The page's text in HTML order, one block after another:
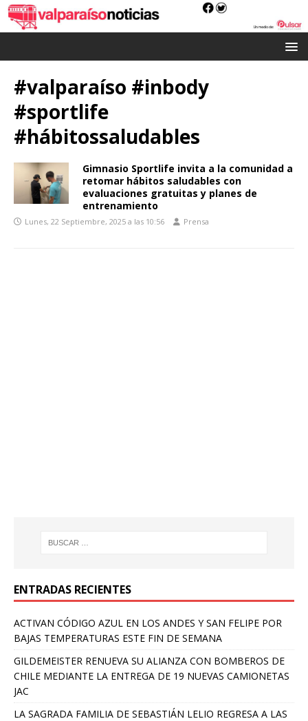
#valparaíso #inbody
#sportlife
#hábitossaludables
Gimnasio Sportlife invita a la comunidad a
retomar hábitos saludables con
evaluaciones gratuitas y planes de
entrenamiento
Lunes, 22 Septiembre, 2025 a las 10:56 Prensa
ENTRADAS RECIENTES
ACTIVAN CÓDIGO AZUL EN LOS ANDES Y SAN FELIPE POR
BAJAS TEMPERATURAS ESTE FIN DE SEMANA
GILDEMEISTER RENUEVA SU ALIANZA CON BOMBEROS DE
CHILE MEDIANTE LA ENTREGA DE 19 NUEVAS CAMIONETAS
JAC
LA SAGRADA FAMILIA DE SEBASTIÁN LELIO REGRESA A LAS